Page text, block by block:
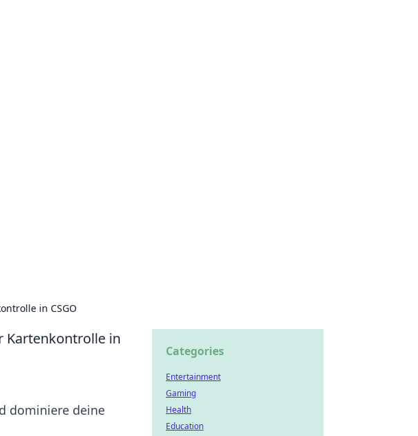
in CSGO
Kartenkontrolle in
dominiere deine
Categories
Entertainment
Gaming
Health
Education